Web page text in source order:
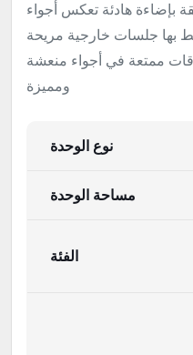
بإضاءة هادئة تعكس أجواء
بها جلسات خارجية مريحة
ممتعة في أجواء منعشة
ومميزة
نوع الوحدة
مساحة الوحدة
الفئة